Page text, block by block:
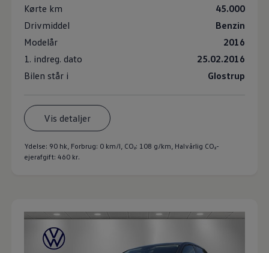
45.000
Kørte km
Benzin
Drivmiddel
2016
Modelår
25.02.2016
1. indreg. dato
Glostrup
Bilen står i
Vis detaljer
Ydelse: 90 hk, Forbrug: 0 km/l, CO₂: 108 g/km, Halvårlig CO₂-
ejerafgift: 460 kr.